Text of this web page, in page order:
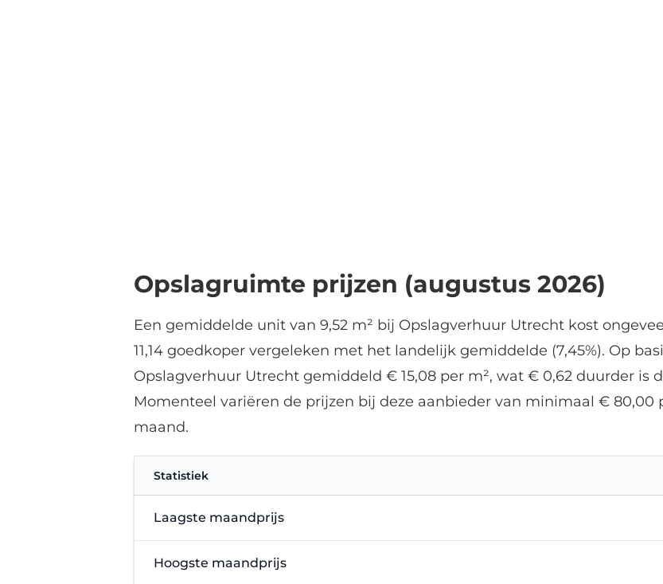
Opslagruimte prijzen (augustus 2026)
Een gemiddelde unit van 9,52 m² bij Opslagverhuur Utrecht kost
11,14 goedkoper vergeleken met het landelijk gemiddelde (7,45%). Op
Opslagverhuur Utrecht gemiddeld € 15,08 per m², wat € 0,62 duurder is
Momenteel variëren de prijzen bij deze aanbieder van minimaal €
maand.
Statistiek
Laagste maandprijs
Hoogste maandprijs